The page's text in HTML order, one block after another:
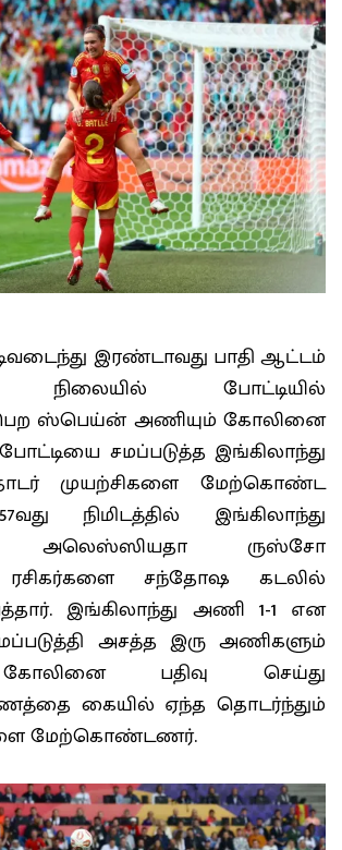
இரண்டாவது பாதி ஆட்டம்
நிலையில் போட்டியில்
ஸ்பெய்ன் அணியும் கோலினை
போட்டியை சமப்படுத்த இங்கிலாந்து
முயற்சிகளை மேற்கொண்ட
நிமிடத்தில் இங்கிலாந்து
அலெஸ்ஸியதா ருஸ்சோ
ரசிகர்களை சந்தோஷ கடலில்
இங்கிலாந்து அணி 1-1 என
அசத்த இரு அணிகளும்
பதிவு செய்து
கையில் ஏந்த தொடர்ந்தும்
மேற்கொண்டணர்.